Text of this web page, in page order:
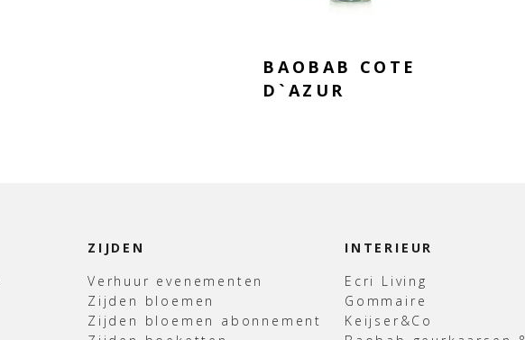
BAOBAB COTE
D`AZUR
ZIJDEN
Verhuur evenementen
Zijden bloemen
Zijden bloemen abonnement
INTERIEUR
Ecri Living
Gommaire
Keijser&Co